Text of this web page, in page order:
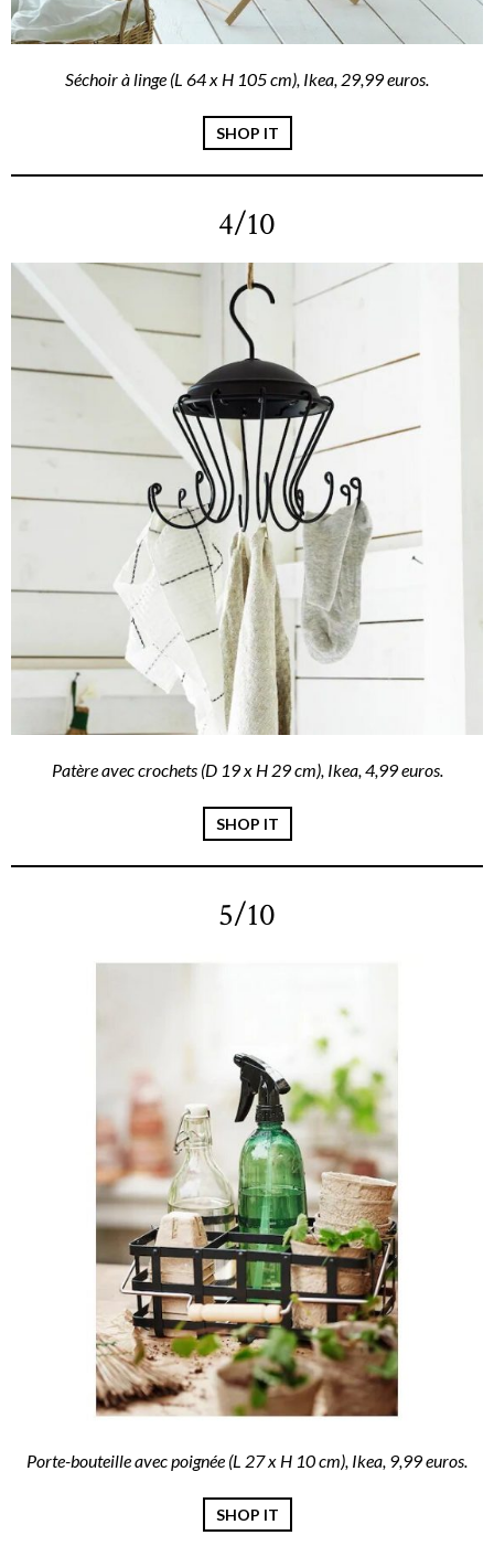
Séchoir à linge (L 64 x H 105 cm), Ikea, 29,99 euros.
SHOP IT
4/10
Patère avec crochets (D 19 x H 29 cm), Ikea, 4,99 euros.
SHOP IT
5/10
Porte-bouteille avec poignée (L 27 x H 10 cm), Ikea, 9,99 euros.
SHOP IT